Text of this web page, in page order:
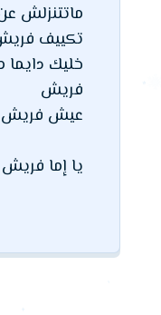
ماتتنزلش
تكييف
خليك
فريش
عيش فريش
يا إما